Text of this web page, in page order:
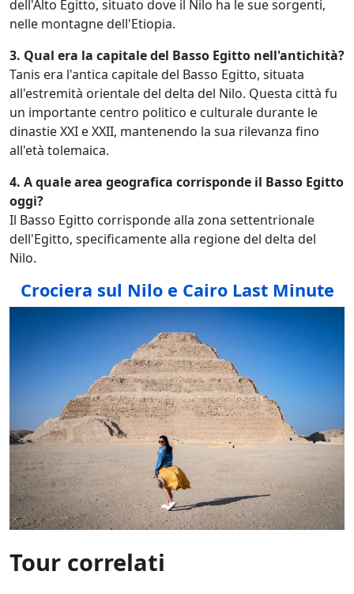
dell'Alto Egitto, situato dove il Nilo ha le sue sorgenti,
nelle montagne dell'Etiopia.
3. Qual era la capitale del Basso Egitto nell'antichità?
Tanis era l'antica capitale del Basso Egitto, situata
all'estremità orientale del delta del Nilo. Questa città fu
un importante centro politico e culturale durante le
dinastie XXI e XXII, mantenendo la sua rilevanza fino
all'età tolemaica.
4. A quale area geografica corrisponde il Basso Egitto
oggi?
Il Basso Egitto corrisponde alla zona settentrionale
dell'Egitto, specificamente alla regione del delta del
Nilo.
Crociera sul Nilo e Cairo Last Minute
Tour correlati